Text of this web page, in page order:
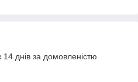
днів за домовленістю